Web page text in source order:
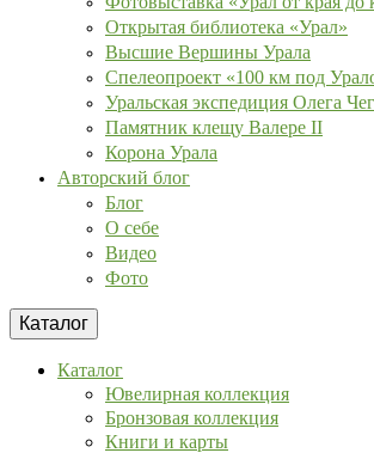
Открытая библиотека «Урал»
Высшие Вершины Урала
Спелеопроект «100 км под
Уральская экспедиция Олега
Памятник клещу Валере II
Корона Урала
Авторский блог
Блог
О себе
Видео
Фото
Каталог
Каталог
Ювелирная коллекция
Бронзовая коллекция
Книги и карты